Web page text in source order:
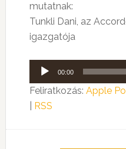
mutatnak:
Tunkli Dani, az
igazgatója
Audió
lejátszó
00:00
Feliratkozás: Apple
RSS